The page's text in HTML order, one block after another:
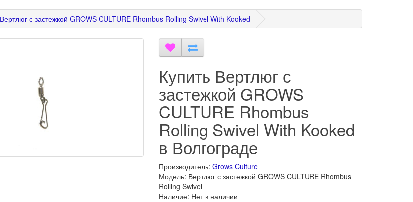
Вертлюг с застежкой GROWS CULTURE Rhombus Rolling Swivel With Kooked
Купить Вертлюг с
застежкой GROWS
CULTURE Rhombus
Rolling Swivel With Kooked
в Волгограде
Производитель:Grows Culture
Модель: Вертлюг с застежкой GROWS CULTURE Rhombus
Rolling Swivel
Наличие: Нет в наличии